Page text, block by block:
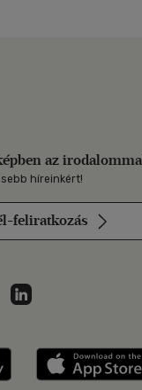
az
híreinkért!
feliratkozás
on
az Instagramon
Libri a LinkedInen
Libri applikáció